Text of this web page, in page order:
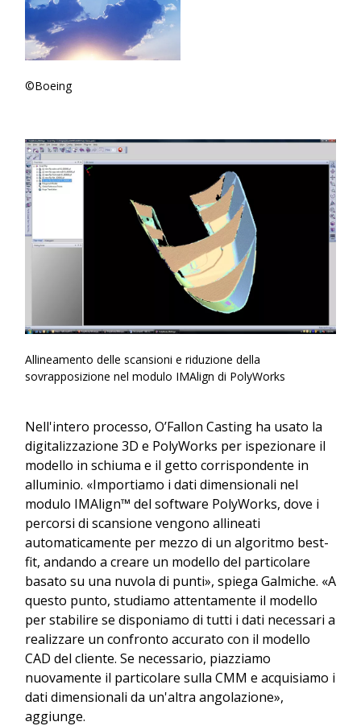
©Boeing
Allineamento delle scansioni e riduzione della
sovrapposizione nel modulo IMAlign di PolyWorks
Nell'intero processo, O’Fallon Casting ha usato la
digitalizzazione 3D e PolyWorks per ispezionare il
modello in schiuma e il getto corrispondente in
alluminio. «Importiamo i dati dimensionali nel
modulo IMAlign™ del software PolyWorks, dove i
percorsi di scansione vengono allineati
automaticamente per mezzo di un algoritmo best-
fit, andando a creare un modello del particolare
basato su una nuvola di punti», spiega Galmiche. «A
questo punto, studiamo attentamente il modello
per stabilire se disponiamo di tutti i dati necessari a
realizzare un confronto accurato con il modello
CAD del cliente. Se necessario, piazziamo
nuovamente il particolare sulla CMM e acquisiamo i
dati dimensionali da un'altra angolazione»,
aggiunge.